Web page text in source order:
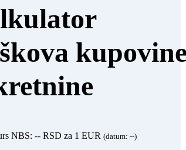
NBS: -- RSD za 1 EUR (datum: --)